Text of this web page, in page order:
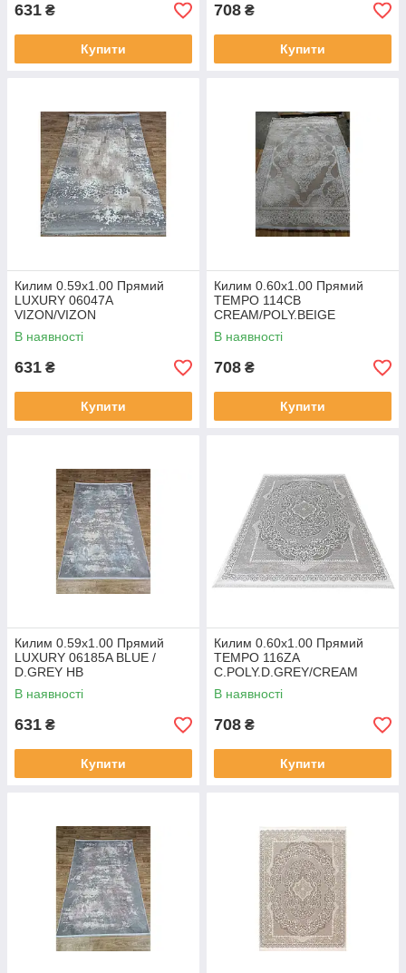
631 ₴
Купити
708 ₴
Купити
Килим 0.59х1.00 Прямий
LUXURY 06047A
VIZON/VIZON
В наявності
631 ₴
Купити
Килим 0.60х1.00 Прямий
TEMPO 114CB
CREAM/POLY.BEIGE
В наявності
708 ₴
Купити
Килим 0.59х1.00 Прямий
LUXURY 06185A BLUE /
D.GREY HB
В наявності
631 ₴
Купити
Килим 0.60х1.00 Прямий
TEMPO 116ZA
C.POLY.D.GREY/CREAM
В наявності
708 ₴
Купити